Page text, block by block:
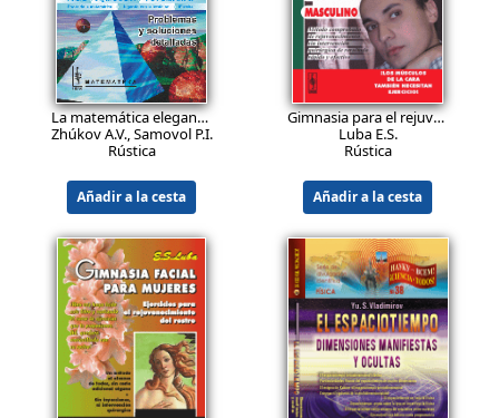
43.9EUR
Sistemas de numeración: Materiales didácticos, recreativos y de programación. Más de 100 problemas sobre sistemas de numeración. Trucos, rompecabezas, datos históricos. Problemas de olimpiadas. Problemas de los exámenes estatales de informática (acceso a la universidad).
Zlatopolski D.M.
Rústica
Añadir a la cesta
29.9EUR
Teoría de grafos para todos: Un libro con el que aprenderás teoría de grafos y te será de gran ayuda para enseñar a otros.
Miélnikov O.I.
Rústica
Añadir a la cesta
19.9EUR
La matemática elegante. Problemas y soluciones detalladas
Zhúkov A.V., Samovol P.I., Applebaum M.V.
Rústica
Añadir a la cesta
14.9EUR
Gimnasia para el rejuvenecimiento del rostro masculino
Luba E.S.
Rústica
Añadir a la cesta